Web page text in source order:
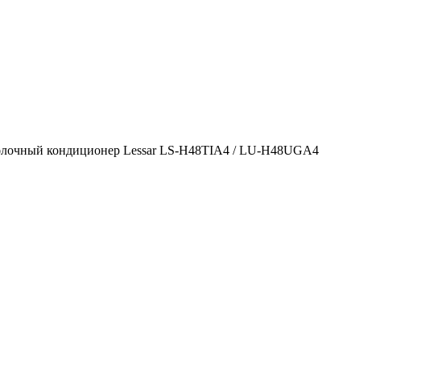
кондиционер Lessar LS-H48TIA4 / LU-H48UGA4